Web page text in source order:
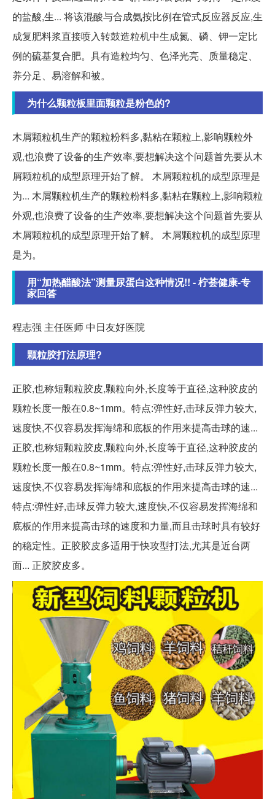
的盐酸,生... 将该混酸与合成氨按比例在管式反应器反应,生
成复肥料浆直接喷入转鼓造粒机中生成氮、磷、钾一定比
例的硫基复合肥。具有造粒均匀、色泽光亮、质量稳定、
养分足、易溶解和被。
为什么颗粒板里面颗粒是粉色的?
木屑颗粒机生产的颗粒粉料多,黏粘在颗粒上,影响颗粒外
观,也浪费了设备的生产效率,要想解决这个问题首先要从木
屑颗粒机的成型原理开始了解。 木屑颗粒机的成型原理是
为... 木屑颗粒机生产的颗粒粉料多,黏粘在颗粒上,影响颗粒
外观,也浪费了设备的生产效率,要想解决这个问题首先要从
木屑颗粒机的成型原理开始了解。 木屑颗粒机的成型原理
是为。
用“加热醋酸法”测量尿蛋白这种情况!! - 柠荟健康-专
家回答
程志强 主任医师 中日友好医院
颗粒胶打法原理?
正胶,也称短颗粒胶皮,颗粒向外,长度等于直径,这种胶皮的
颗粒长度一般在0.8~1mm。特点:弹性好,击球反弹力较大,
速度快,不仅容易发挥海绵和底板的作用来提高击球的速...
正胶,也称短颗粒胶皮,颗粒向外,长度等于直径,这种胶皮的
颗粒长度一般在0.8~1mm。特点:弹性好,击球反弹力较大,
速度快,不仅容易发挥海绵和底板的作用来提高击球的速...
特点:弹性好,击球反弹力较大,速度快,不仅容易发挥海绵和
底板的作用来提高击球的速度和力量,而且击球时具有较好
的稳定性。正胶胶皮多适用于快攻型打法,尤其是近台两
面... 正胶胶皮多。